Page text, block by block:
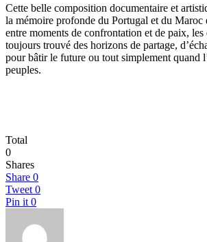
Cette belle composition documentaire et
la mémoire profonde du Portugal et du Maroc
entre moments de confrontation et de paix,
toujours trouvé des horizons de partage,
pour bâtir le future ou tout simplement quand
peuples.
Total
0
Shares
Share 0
Tweet 0
Pin it 0